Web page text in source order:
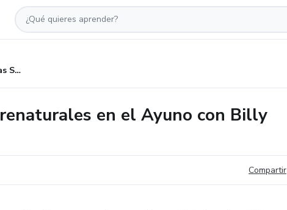
Activar Respuestas Sobrenaturales en el Ayuno con Billy Graham
en el Ayuno con Billy
Compartir